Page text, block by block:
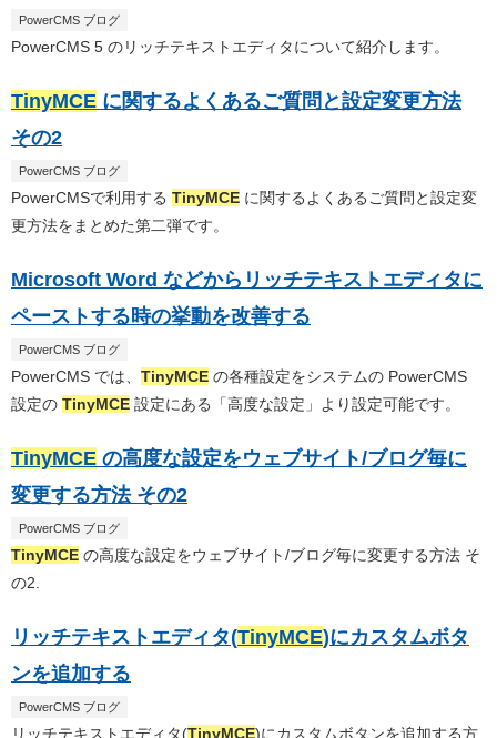
PowerCMS ブログ
PowerCMS 5 のリッチテキストエディタについて紹介します。
TinyMCE に関するよくあるご質問と設定変更方法
その2
PowerCMS ブログ
PowerCMSで利用する TinyMCE に関するよくあるご質問と設定変
更方法をまとめた第二弾です。
Microsoft Word などからリッチテキストエディタに
ペーストする時の挙動を改善する
PowerCMS ブログ
PowerCMS では、 TinyMCE の各種設定をシステムの PowerCMS
設定の TinyMCE 設定にある「高度な設定」より設定可能です。
TinyMCE の高度な設定をウェブサイト/ブログ毎に
変更する方法 その2
PowerCMS ブログ
TinyMCE の高度な設定をウェブサイト/ブログ毎に変更する方法 そ
の2.
リッチテキストエディタ(TinyMCE)にカスタムボタ
ンを追加する
PowerCMS ブログ
リッチテキストエディタ(TinyMCE)にカスタムボタンを追加する方